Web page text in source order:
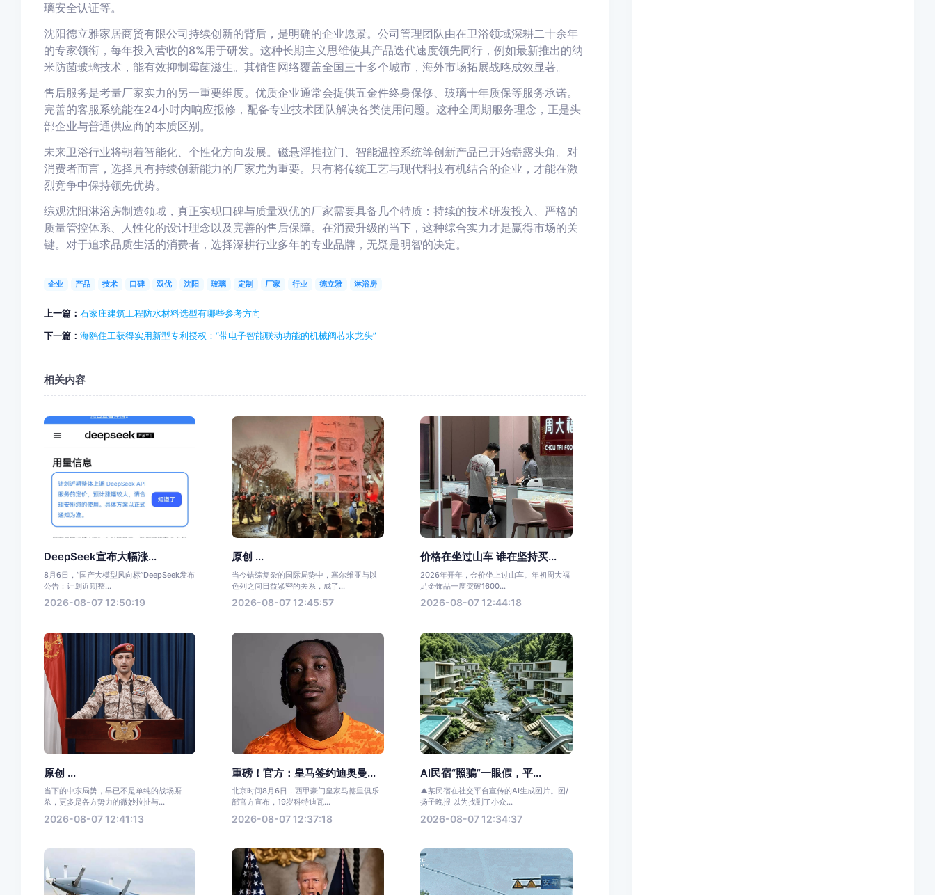
璃安全认证等。
沈阳德立雅家居商贸有限公司持续创新的背后，是明确的企业愿景。公司管理团队由在卫浴领域深耕二十余年
的专家领衔，每年投入营收的8%用于研发。这种长期主义思维使其产品迭代速度领先同行，例如最新推出的纳
米防菌玻璃技术，能有效抑制霉菌滋生。其销售网络覆盖全国三十多个城市，海外市场拓展战略成效显著。
售后服务是考量厂家实力的另一重要维度。优质企业通常会提供五金件终身保修、玻璃十年质保等服务承诺。
完善的客服系统能在24小时内响应报修，配备专业技术团队解决各类使用问题。这种全周期服务理念，正是头
部企业与普通供应商的本质区别。
未来卫浴行业将朝着智能化、个性化方向发展。磁悬浮推拉门、智能温控系统等创新产品已开始崭露头角。对
消费者而言，选择具有持续创新能力的厂家尤为重要。只有将传统工艺与现代科技有机结合的企业，才能在激
烈竞争中保持领先优势。
综观沈阳淋浴房制造领域，真正实现口碑与质量双优的厂家需要具备几个特质：持续的技术研发投入、严格的
质量管控体系、人性化的设计理念以及完善的售后保障。在消费升级的当下，这种综合实力才是赢得市场的关
键。对于追求品质生活的消费者，选择深耕行业多年的专业品牌，无疑是明智的决定。
企业 产品 技术 口碑 双优 沈阳 玻璃 定制 厂家 行业 德立雅 淋浴房
上一篇： 石家庄建筑工程防水材料选型有哪些参考方向
下一篇： 海鸥住工获得实用新型专利授权：“带电子智能联动功能的机械阀芯水龙头”
相关内容
DeepSeek宣布大幅涨...
8月6日，“国产大模型风向标”DeepSeek发布
公告：计划近期整...
2026-08-07 12:50:19
原创 ...
当今错综复杂的国际局势中，塞尔维亚与以
色列之间日益紧密的关系，成了...
2026-08-07 12:45:57
价格在坐过山车 谁在坚持买...
2026年开年，金价坐上过山车。年初周大福
足金饰品一度突破1600...
2026-08-07 12:44:18
原创 ...
当下的中东局势，早已不是单纯的战场厮
杀，更多是各方势力的微妙拉扯与...
2026-08-07 12:41:13
重磅！官方：皇马签约迪奥曼...
北京时间8月6日，西甲豪门皇家马德里俱乐
部官方宣布，19岁科特迪瓦...
2026-08-07 12:37:18
AI民宿“照骗”一眼假，平...
▲某民宿在社交平台宣传的AI生成图片。图/
扬子晚报 以为找到了小众...
2026-08-07 12:34:37